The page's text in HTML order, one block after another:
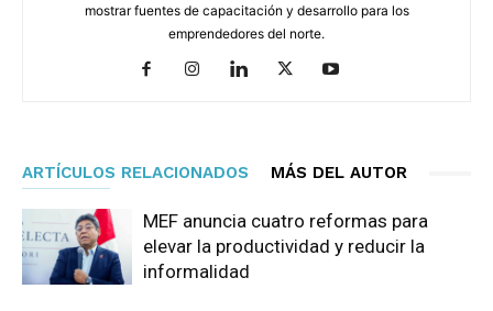
mostrar fuentes de capacitación y desarrollo para los
emprendedores del norte.
ARTÍCULOS RELACIONADOS MÁS DEL AUTOR
MEF anuncia cuatro reformas para
elevar la productividad y reducir la
informalidad